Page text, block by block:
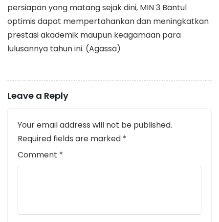
persiapan yang matang sejak dini, MIN 3 Bantul
optimis dapat mempertahankan dan meningkatkan
prestasi akademik maupun keagamaan para
lulusannya tahun ini. (Agassa)
Leave a Reply
Your email address will not be published.
Required fields are marked *
Comment *